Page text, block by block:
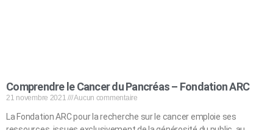
Comprendre le Cancer du Pancréas – Fondation ARC
21 novembre 2021 Aucun commentaire
La Fondation ARC pour la recherche sur le cancer emploie ses